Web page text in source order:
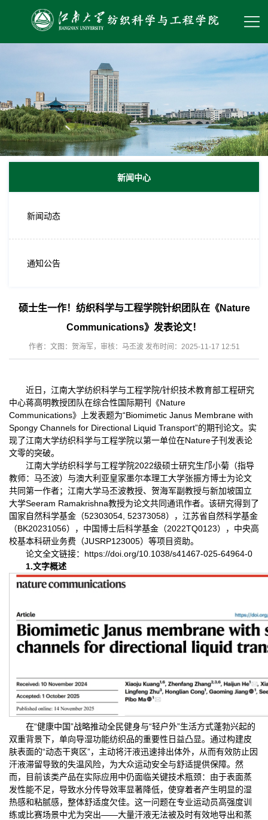
新闻中心
新闻动态
通知公告
硕士生一作！纺织科学与工程学院针织团队在《Nature
Communications》发表论文！
作者：文图：贺海军，审核：马丕波 发布时间：2025-11-17 12:51
近日，江南大学纺织科学与工程学院/针织技术教育部工程研究
中心蒋高明教授团队在综合性国际期刊《Nature
Communications》上发表题为“Biomimetic Janus Membrane with
Spongy Channels for Directional Liquid Transport”的期刊论文。实
现了江南大学纺织科学与工程学院以第一单位在Nature子刊发表论
文零的突破。
江南大学纺织科学与工程学院2022级硕士研究生邝小菊（指导
教师：马丕波）与澳大利亚皇家墨尔本理工大学张振方博士为论文
共同第一作者；江南大学马丕波教授、贺海军副教授与新加坡国立
大学Seeram Ramakrishna教授为论文共同通讯作者。该研究得到了
国家自然科学基金（52303054, 52373058），江苏省自然科学基金
（BK20231056），中国博士后科学基金（2022TQ0123），中央高
校基本科研业务费（JUSRP123005）等项目资助。
论文全文链接：https://doi.org/10.1038/s41467-025-64964-0
1.文字概述
在“健康中国”战略推动全民健身与“轻户外”生活方式蓬勃兴起的
双重背景下，单向导湿功能纺织品的重要性日益凸显。通过构建皮
肤表面的“动态干爽区”，主动将汗液迅速排出体外，从而有效防止因
汗液滞留导致的失温风险，为大众运动安全与舒适提供保障。然
而，目前该类产品在实际应用中仍面临关键技术瓶颈：由于表面蒸
发性能不足，导致水分传导效率显著降低，使穿着者产生明显的湿
热感和粘腻感，整体舒适度欠佳。这一问题在专业运动员高强度训
练或比赛场景中尤为突出——大量汗液无法被及时有效地导出和蒸